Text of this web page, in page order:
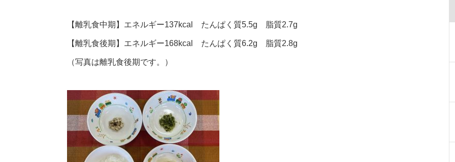
【離乳食中期】エネルギー137kcal たんぱく質5.5g 脂質2.7g
【離乳食後期】エネルギー168kcal たんぱく質6.2g 脂質2.8g
（写真は離乳食後期です。）